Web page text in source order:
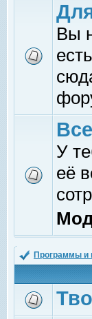
Вы
У
её
Программы и